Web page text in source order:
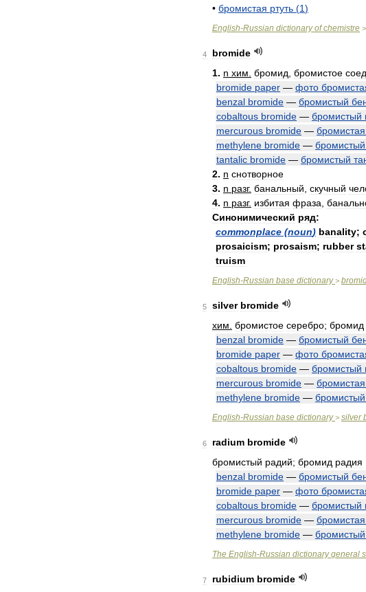
• бромистая ртуть (1)
English-Russian dictionary of chemistre >
4
bromide
1. n хим бромид бромистое
bromide paper — фото
benzal bromide — бромистый
cobaltous bromide — бромистый
mercurous bromide — бромистая
methylene bromide — бромистый
tantalic bromide — бромистый
2. n снотворное
3. n разг. банальный скучный
4. n разг. избитая фраза
Синонимический ряд:
commonplace (noun) banality;
prosaicism; prosaism; rubber
truism
English-Russian base dictionary >
5 silver bromide
хим бромистое серебро; бромид
benzal bromide — бромистый
bromide paper — фото
cobaltous bromide — бромистый
mercurous bromide — бромистая
methylene bromide — бромистый
English-Russian base dictionary > silver
6 radium bromide
бромистый радий; бромид радия
benzal bromide — бромистый
bromide paper — фото
cobaltous bromide — бромистый
mercurous bromide — бромистая
methylene bromide — бромистый
The English-Russian dictionary general
7 rubidium bromide